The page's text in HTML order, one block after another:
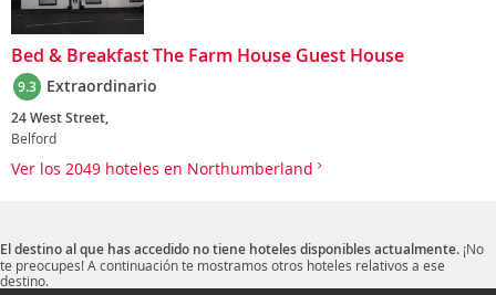
Bed & Breakfast The Farm House Guest House
9.3 Extraordinario
24 West Street,
Belford
Ver los 2049 hoteles en Northumberland
El destino al que has accedido no tiene hoteles disponibles actualmente. ¡No
te preocupes! A continuación te mostramos otros hoteles relativos a ese
destino.